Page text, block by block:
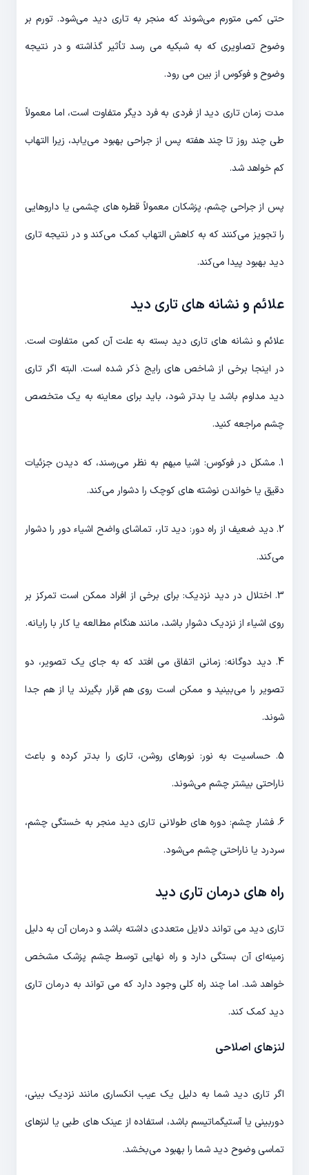
حتی کمی متورم می‌شوند که منجر به تاری دید می‌شود. تورم بر
وضوح تصاویری که به شبکیه می رسد تأثیر گذاشته و در نتیجه
وضوح و فوکوس از بین می رود.
مدت زمان تاری دید از فردی به فرد دیگر متفاوت است، اما معمولاً
طی چند روز تا چند هفته پس از جراحی بهبود می‌یابد، زیرا التهاب
کم خواهد شد.
پس از جراحی چشم، پزشکان معمولاً قطره های چشمی یا داروهایی
را تجویز می‌کنند که به کاهش التهاب کمک می‌کند و در نتیجه تاری
دید بهبود پیدا می‌کند.
علائم و نشانه های تاری دید
علائم و نشانه های تاری دید بسته به علت آن کمی متفاوت است.
در اینجا برخی از شاخص های رایج ذکر شده است. البته اگر تاری
دید مداوم باشد یا بدتر شود، باید برای معاینه به یک متخصص
چشم مراجعه کنید.
1. مشکل در فوکوس: اشیا مبهم به نظر می‌رسند، که دیدن جزئیات
دقیق یا خواندن نوشته های کوچک را دشوار می‌کند.
2. دید ضعیف از راه دور: دید تار، تماشای واضح اشیاء دور را دشوار
می‌کند.
3. اختلال در دید نزدیک: برای برخی از افراد ممکن است تمرکز بر
روی اشیاء از نزدیک دشوار باشد، مانند هنگام مطالعه یا کار با رایانه.
4. دید دوگانه: زمانی اتفاق می افتد که به جای یک تصویر، دو
تصویر را می‌بینید و ممکن است روی هم قرار بگیرند یا از هم جدا
شوند.
5. حساسیت به نور: نورهای روشن، تاری را بدتر کرده و باعث
ناراحتی بیشتر چشم می‌شوند.
6. فشار چشم: دوره های طولانی تاری دید منجر به خستگی چشم،
سردرد یا ناراحتی چشم می‌شود.
راه های درمان تاری دید
تاری دید می تواند دلایل متعددی داشته باشد و درمان آن به دلیل
زمینه‌ای آن بستگی دارد و راه نهایی توسط چشم پزشک مشخص
خواهد شد. اما چند راه کلی وجود دارد که می تواند به درمان تاری
دید کمک کند.
لنزهای اصلاحی
اگر تاری دید شما به دلیل یک عیب انکساری مانند نزدیک بینی،
دوربینی یا آستیگماتیسم باشد، استفاده از عینک های طبی یا لنزهای
تماسی وضوح دید شما را بهبود می‌بخشد.